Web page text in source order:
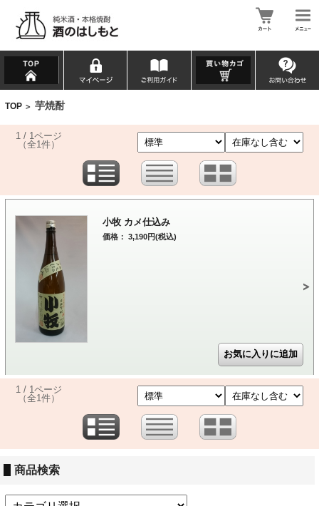
TOP > 芋焼酎
1 / 1ページ
（全1件）
小牧 カメ仕込み
価格： 3,190円(税込)
1 / 1ページ
（全1件）
商品検索